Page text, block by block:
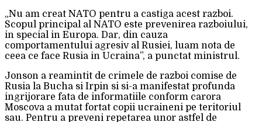
„Nu am creat NATO pentru a castiga acest razboi.
Scopul principal al NATO este prevenirea razboiului,
in special in Europa. Dar, din cauza
comportamentului agresiv al Rusiei, luam nota de
ceea ce face Rusia in Ucraina”, a punctat ministrul.
Jonson a reamintit de crimele de razboi comise de
Rusia la Bucha si Irpin si si-a manifestat profunda
ingrijorare fata de informatiile conform carora
Moscova a mutat fortat copii ucraineni pe teritoriul
sau. Pentru a preveni repetarea unor astfel de